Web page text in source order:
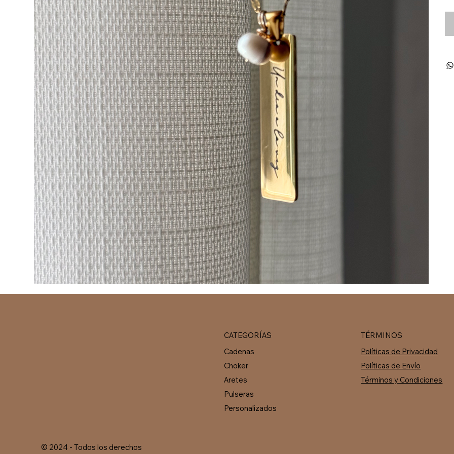
© 2024 - Todos los derechos
CATEGORÍAS
Cadenas
Choker
Aretes
Pulseras
Personalizados
Políticas de Privacidad
Políticas de Envío
Términos y Condiciones
TÉRMINOS